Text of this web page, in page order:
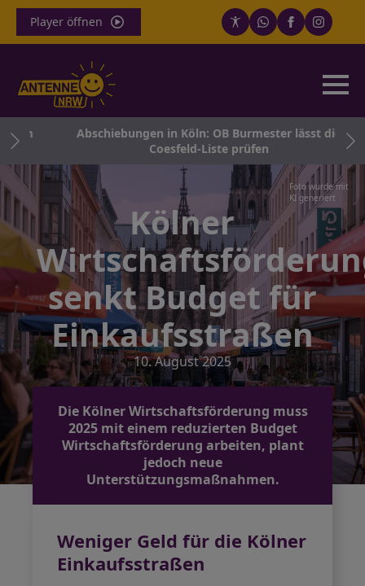
Player öffnen
Abschiebungen in Köln: OB Burmester lässt die
Coesfeld-Liste prüfen
Foto wurde mit
KI generiert
Kölner
senkt Budget für
Einkaufsstraßen
10. August 2025
Die Kölner Wirtschaftsförderung muss
2025 mit einem reduzierten Budget
Wirtschaftsförderung arbeiten, plant
jedoch neue
Unterstützungsmaßnahmen.
Weniger Geld für die Kölner
Einkaufsstraßen